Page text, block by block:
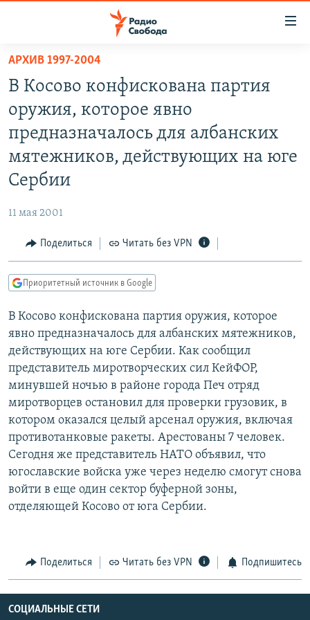
упрощенного
доступа
основному
содержанию
Вернутся
главной
Вернутся
поиску
АВТОРСКИЕ ПРОЕКТЫ
МНЕНИЯ
КАВКАЗ.РЕАЛИИ
СЕВЕР.РЕАЛИИ
РАСПИСАНИЕ ВЕЩАНИЯ
ПОДПИШИТЕСЬ НА РАССЫЛКУ
СОЦИАЛЬНЫЕ СЕТИ
Все сайты РСЕ/РС
АРХИВ 1997-2004
В Косово конфискована партия
оружия, которое явно
предназначалось для албанских
мятежников, действующих на юге
Сербии
11 мая 2001
Поделиться Читать без VPN
Приоритетный источник в Google
В Косово конфискована партия оружия, которое
явно предназначалось для албанских мятежников,
действующих на юге Сербии. Как сообщил
представитель миротворческих сил КейФОР,
минувшей ночью в районе города Печ отряд
миротворцев остановил для проверки грузовик, в
котором оказался целый арсенал оружия, включая
противотанковые ракеты. Арестованы 7 человек.
Сегодня же представитель НАТО объявил, что
югославские войска уже через неделю смогут снова
войти в еще один сектор буферной зоны,
отделяющей Косово от юга Сербии.
Поделиться Читать без VPN Подпишитесь
СОЦИАЛЬНЫЕ СЕТИ